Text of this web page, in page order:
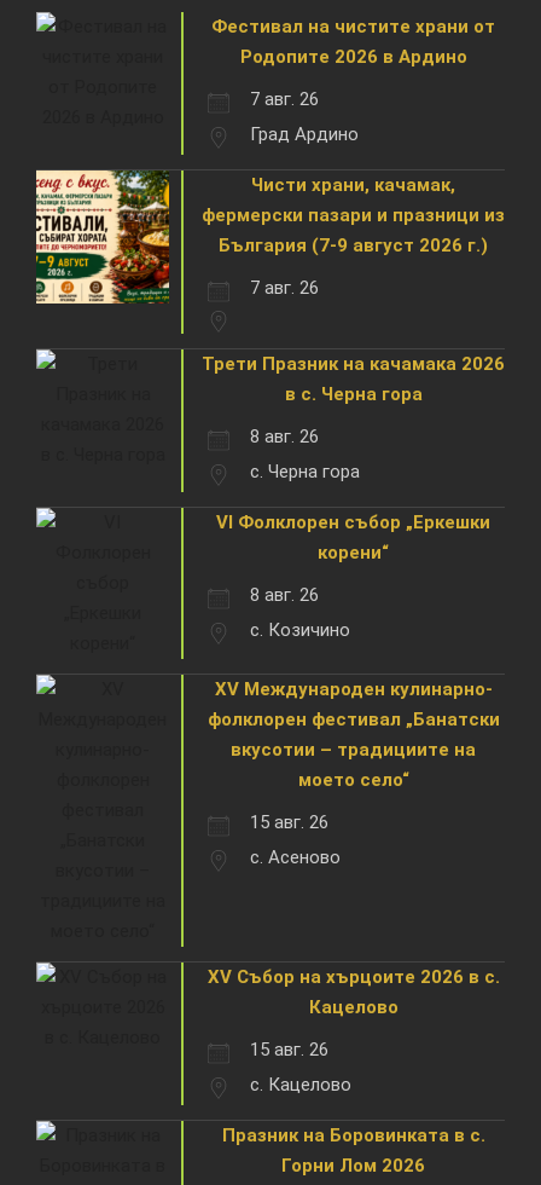
Фестивал на чистите храни от
Родопите 2026 в Ардино
7 авг. 26
Град Ардино
Чисти храни, качамак,
фермерски пазари и празници из
България (7-9 август 2026 г.)
7 авг. 26
Трети Празник на качамака 2026
в с. Черна гора
8 авг. 26
с. Черна гора
VI Фолклорен събор „Еркешки
корени“
8 авг. 26
с. Козичино
XV Международен кулинарно-
фолклорен фестивал „Банатски
вкусотии – традициите на
моето село“
15 авг. 26
с. Асеново
XV Събор на хърцоите 2026 в с.
Кацелово
15 авг. 26
с. Кацелово
Празник на Боровинката в с.
Горни Лом 2026